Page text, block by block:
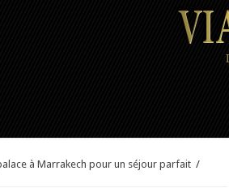
à Marrakech pour un séjour parfait /